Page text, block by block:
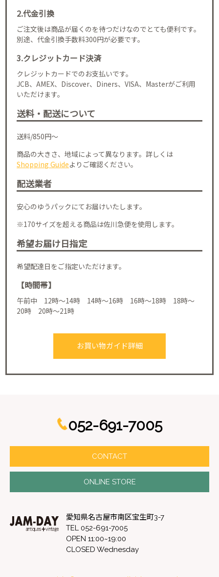
2.代金引換
ご注文後は商品が届くのを待つだけなのでとても便利です。
別途、代金引換手数料300円が必要です。
3.クレジットカード決済
クレジットカードでのお支払いです。
JCB、AMEX、Discover、Diners、VISA、Masterがご利用
いただけます。
送料・配送について
送料/850円～
商品の大きさ、地域によって異なります。詳しくは
Shopping Guideよりご確認ください。
配送業者
安心のゆうパックにてお届けいたします。
※170サイズを超える商品は佐川急便を使用します。
希望お届け日指定
希望配達日をご指定いただけます。
【時間帯】
午前中 12時～14時 14時～16時 16時～18時 18時～
20時 20時～21時
お買い物ガイド詳細
052-691-7005
CONTACT
ONLINE STORE
愛知県名古屋市南区宝生町3-7
TEL 052-691-7005
OPEN 11:00~19:00
CLOSED Wednesday